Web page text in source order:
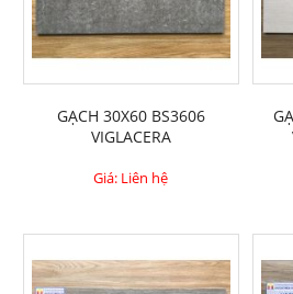
GẠCH 30X60 BS3606
VIGLACERA
Giá: Liên hệ